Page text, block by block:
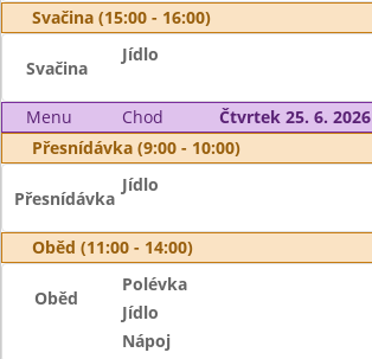
Svačina (15:00 - 16:00)
Svačina
Jídlo
Menu Chod
Čtvrtek 25. 6. 2026
Přesnídávka (9:00 - 10:00)
Přesnídávka
Jídlo
Oběd (11:00 - 14:00)
Oběd
Polévka
Jídlo
Nápoj